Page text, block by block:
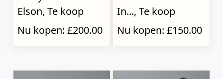
Elson, Te koop
Nu kopen: £200.00
In..., Te koop
Nu kopen: £150.00